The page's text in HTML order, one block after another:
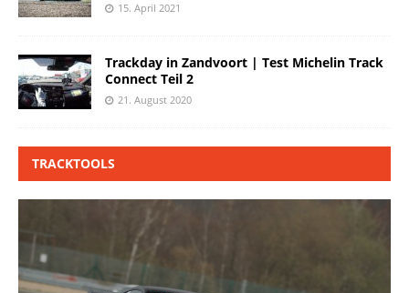
15. April 2021
Trackday in Zandvoort | Test Michelin Track
Connect Teil 2
21. August 2020
TRACKTOOLS